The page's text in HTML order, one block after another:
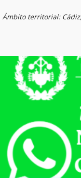
Ámbito territorial: